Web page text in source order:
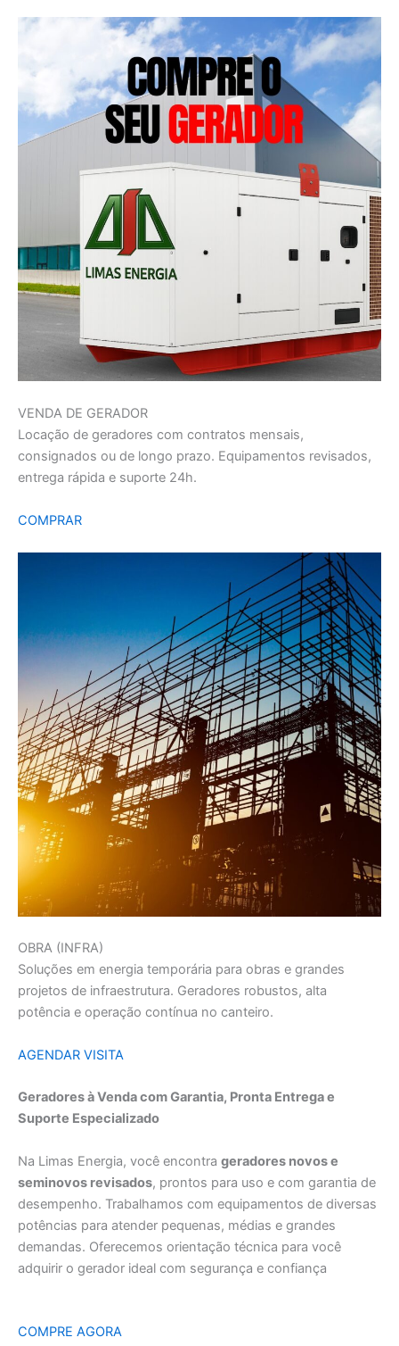
VENDA DE GERADOR
Locação de geradores com contratos mensais,
consignados ou de longo prazo. Equipamentos revisados,
entrega rápida e suporte 24h.
COMPRAR
OBRA (INFRA)
Soluções em energia temporária para obras e grandes
projetos de infraestrutura. Geradores robustos, alta
potência e operação contínua no canteiro.
AGENDAR VISITA
Geradores à Venda com Garantia, Pronta Entrega e
Suporte Especializado
Na Limas Energia, você encontra geradores novos e
seminovos revisados, prontos para uso e com garantia de
desempenho. Trabalhamos com equipamentos de diversas
potências para atender pequenas, médias e grandes
demandas. Oferecemos orientação técnica para você
adquirir o gerador ideal com segurança e confiança
COMPRE AGORA